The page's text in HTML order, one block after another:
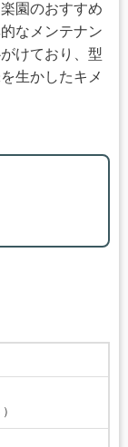
園のおすすめ
なメンテナン
けており、型
生かしたキメ